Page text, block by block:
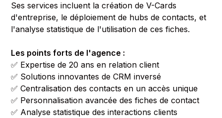
Ses services incluent la création de V-Cards
d'entreprise, le déploiement de hubs de contacts, et
l'analyse statistique de l'utilisation de ces fiches.
Les points forts de l'agence :
✅ Expertise de 20 ans en relation client
✅ Solutions innovantes de CRM inversé
✅ Centralisation des contacts en un accès unique
✅ Personnalisation avancée des fiches de contact
✅ Analyse statistique des interactions clients